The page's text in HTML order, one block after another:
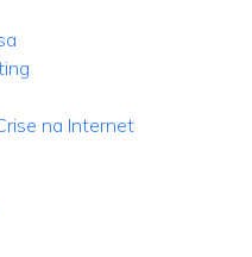
na Internet